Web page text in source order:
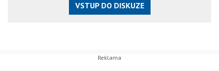
VSTUP DO DISKUZE